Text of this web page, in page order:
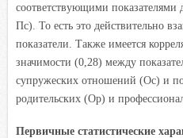
соответствующими
Пс). То есть это действительно
показатели. Также имеется
значимости (0,28) между
супружеских отношений (Ос) и
родительских (Ор) и
Первичные статистические